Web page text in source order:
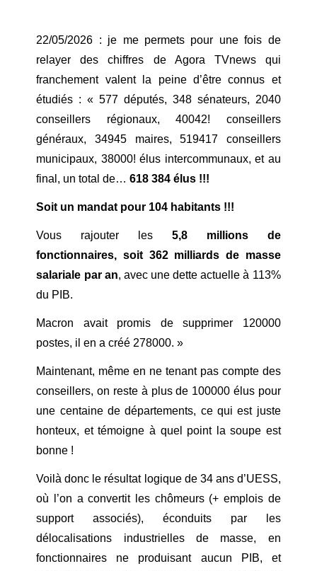
22/05/2026 : je me permets pour une fois de
relayer des chiffres de Agora TVnews qui
franchement valent la peine d’être connus et
étudiés : « 577 députés, 348 sénateurs, 2040
conseillers régionaux, 40042! conseillers
généraux, 34945 maires, 519417 conseillers
municipaux, 38000! élus intercommunaux, et au
final, un total de…618 384 élus !!!
Soit un mandat pour 104 habitants !!!
Vous rajouter les 5,8 millions de
fonctionnaires, soit 362 milliards de masse
salariale par an, avec une dette actuelle à 113%
du PIB.
Macron avait promis de supprimer 120000
postes, il en a créé 278000. »
Maintenant, même en ne tenant pas compte des
conseillers, on reste à plus de 100000 élus pour
une centaine de départements, ce qui est juste
honteux, et témoigne à quel point la soupe est
bonne !
Voilà donc le résultat logique de 34 ans d’UESS,
où l’on a convertit les chômeurs (+ emplois de
support associés), éconduits par les
délocalisations industrielles de masse, en
fonctionnaires ne produisant aucun PIB, et